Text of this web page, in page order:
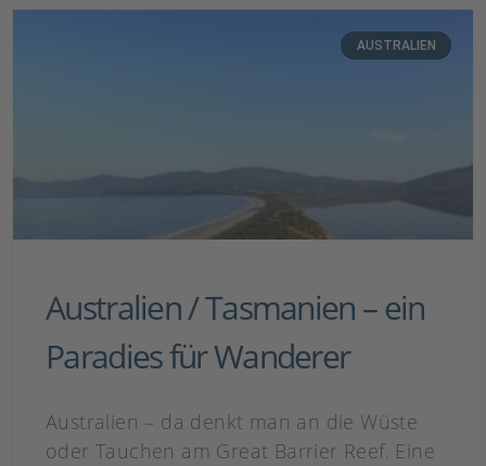
AUSTRALIEN
Australien / Tasmanien – ein
Paradies für Wanderer
Australien – da denkt man an die Wüste
oder Tauchen am Great Barrier Reef. Eine